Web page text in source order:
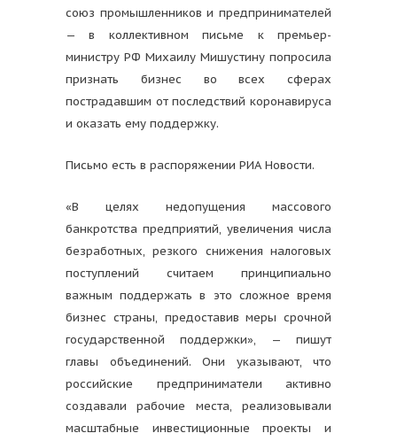
союз промышленников и предпринимателей
— в коллективном письме к премьер-
министру РФ Михаилу Мишустину попросила
признать бизнес во всех сферах
пострадавшим от последствий коронавируса
и оказать ему поддержку.
Письмо есть в распоряжении РИА Новости.
«В целях недопущения массового
банкротства предприятий, увеличения числа
безработных, резкого снижения налоговых
поступлений считаем принципиально
важным поддержать в это сложное время
бизнес страны, предоставив меры срочной
государственной поддержки», — пишут
главы объединений. Они указывают, что
российские предприниматели активно
создавали рабочие места, реализовывали
масштабные инвестиционные проекты и